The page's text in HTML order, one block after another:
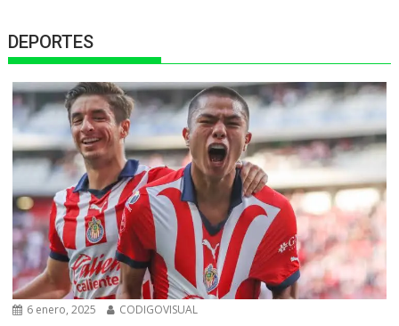
DEPORTES
6 enero, 2025 CODIGOVISUAL